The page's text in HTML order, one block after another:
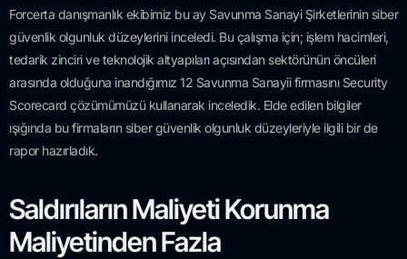
Forcerta danışmanlık ekibimiz bu ay Savunma Sanayi Şirketlerinin siber
güvenlik olgunluk düzeylerini inceledi. Bu çalışma için; işlem hacimleri,
tedarik zinciri ve teknolojik altyapıları açısından sektörünün öncüleri
arasında olduğuna inandığımız 12 Savunma Sanayii firmasını Security
Scorecard çözümümüzü kullanarak inceledik. Elde edilen bilgiler
ışığında bu firmaların siber güvenlik olgunluk düzeyleriyle ilgili bir de
rapor hazırladık.
Saldırıların Maliyeti Korunma
Maliyetinden Fazla